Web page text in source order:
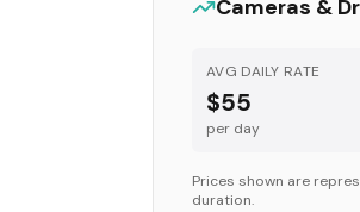
Cameras &
AVG DAILY RATE
$55
per day
Prices shown are
duration.